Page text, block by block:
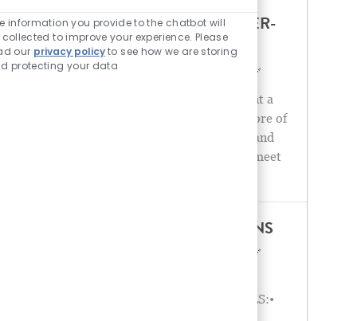
MARKETING PLANNING MANAGER-
GI MAXIMA
場所India - Mumbai
マーケティング
MAIN PURPOSE OF THE ROLEImplement a
marketing and sales strategy for one or more of
the organization's more complex, Critical and
strategically significant brand in order to meet
GROUP PRODUCT MANAGER - CNS
マーケティング
RESPONSIBILITIES/ ACCOUNTABILITIES:•
information you provide to the chatbot will
collected to improve your experience. Please
our privacy policyto see how we are storing
protecting your data